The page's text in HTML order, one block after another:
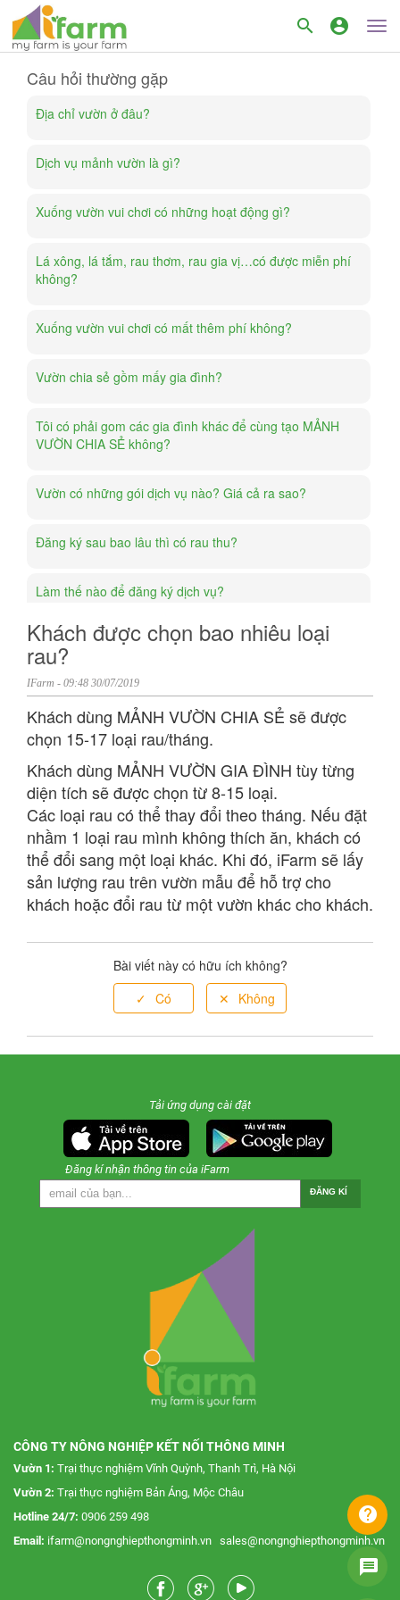
search account_circle
Câu hỏi thường gặp
Địa chỉ vườn ở đâu?
Dịch vụ mảnh vườn là gì?
Xuống vườn vui chơi có những hoạt động gì?
Lá xông, lá tắm, rau thơm, rau gia vị…có được miễn phí
không?
Xuống vườn vui chơi có mất thêm phí không?
Vườn chia sẻ gồm mấy gia đình?
Tôi có phải gom các gia đình khác để cùng tạo MẢNH
VƯỜN CHIA SẺ không?
Vườn có những gói dịch vụ nào? Giá cả ra sao?
Đăng ký sau bao lâu thì có rau thu?
Làm thế nào để đăng ký dịch vụ?
Vườn mẫu là gì?
Nếu mất mùa, khách sẽ không có rau thu à?
Nếu vụ mùa thuận lợi, tôi có được nhận rau nhiều hơn
Phải dùng dịch vụ trong ít nhất là mấy tháng?
Nếu sử dụng dịch vụ, rau sẽ được trồng ở Hà Nội hay
Mộc Châu?
nghiệm và ngược lại không?
iFarm có xe đưa đón khách xuống vườn không?
Khách được chọn bao nhiêu loại rau?
được nhận không, hay có gì giao nấy?
Một tuần, iFarm giao rau mấy lần?
Mỗi lần khách sẽ được nhận mấy loại rau?
Các loại rau giữa các lần ship có khác nhau không?
Phí ship rau lên nhà là bao nhiêu?
Rau vườn trồng là rau an toàn hay hữu cơ?
Không dùng phân hóa học, vườn chăm sóc rau củ như
Làm thế nào để biết rau có được trồng theo đúng tiêu
chuẩn cam kết?
Khách được chọn bao nhiêu loại
rau?
IFarm - 09:48 30/07/2019
Khách dùng MẢNH VƯỜN CHIA SẺ sẽ được
chọn 15-17 loại rau/tháng.
Khách dùng MẢNH VƯỜN GIA ĐÌNH tùy từng
diện tích sẽ được chọn từ 8-15 loại.
Các loại rau có thể thay đổi theo tháng. Nếu đặt
nhầm 1 loại rau mình không thích ăn, khách có
thể đổi sang một loại khác. Khi đó, iFarm sẽ lấy
sản lượng rau trên vườn mẫu để hỗ trợ cho
khách hoặc đổi rau từ một vườn khác cho khách.
Bài viết này có hữu ích không?
Tải ứng dụng cài đặt
Đăng kí nhận thông tin của iFarm
ĐĂNG KÍ
CÔNG TY NÔNG NGHIỆP KẾT NỐI THÔNG MINH
Vườn 1: Trại thực nghiệm Vĩnh Quỳnh, Thanh Trì, Hà Nội
Vườn 2: Trại thực nghiệm Bản Áng, Mộc Châu
Hotline 24/7: 0906 259 498
Email: ifarm@nongnghiepthongminh.vn sales@nongnghiepthongminh.vn
help
message